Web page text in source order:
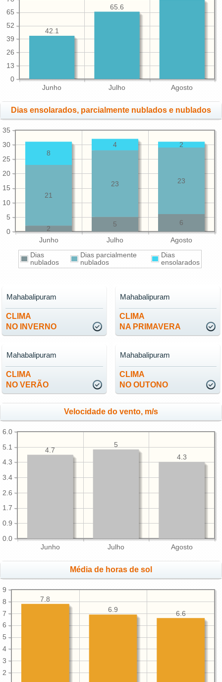
Junho Julho Agosto
0
13
26
39
52
65
65.6
42.1
Dias ensolarados, parcialmente nublados e nublados
Junho Julho Agosto
0
5
10
15
20
25
30
35
6
5
2
23
23
21
2
4
8
Dias
nublados
Dias parcialmente
nublados
Dias
ensolarados
CLIMA
NO INVERNO
Mahabalipuram
CLIMA
NA PRIMAVERA
Mahabalipuram
CLIMA
NO VERÃO
Mahabalipuram
CLIMA
NO OUTONO
Mahabalipuram
Velocidade do vento, m/s
Junho Julho Agosto
0.0
0.9
1.7
2.6
3.4
4.3
5.1
6.0
4.3
5
4.7
Média de horas de sol
2
3
4
5
6
7
8
9
6.6
6.9
7.8